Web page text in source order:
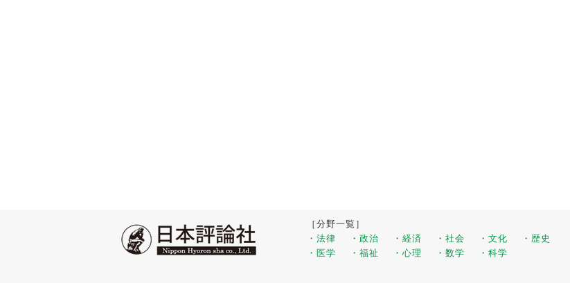
［分野一覧］
・法律
・政治 ・経済 ・社会 ・文化
・歴史
・医学
・福祉 ・心理 ・数学 ・科学